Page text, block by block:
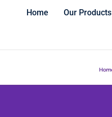
Home Our Products